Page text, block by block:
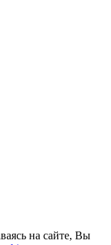
на сайте, Вы